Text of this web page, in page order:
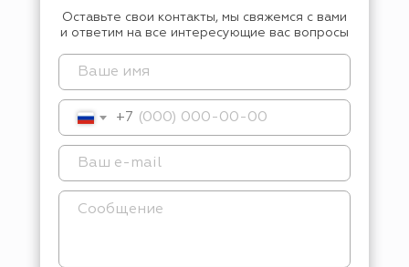
Оставьте свои контакты, мы свяжемся с вами
и ответим на все интересующие вас вопросы
+7